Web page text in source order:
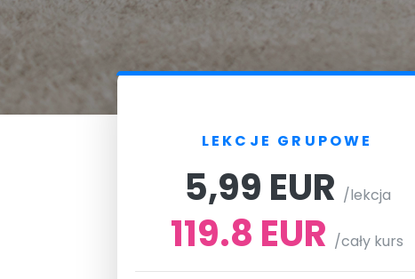
LEKCJE GRUPOWE
5,99 EUR /lekcja
119.8 EUR /cały kurs